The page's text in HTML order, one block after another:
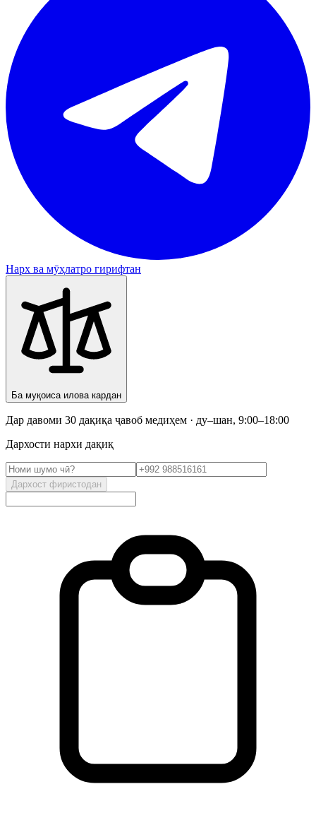
Нарх ва мӯҳлатро гирифтан
Ба муқоиса илова кардан
Дар давоми 30 дақиқа ҷавоб медиҳем · ду–шан, 9:00–18:00
Дархости нархи дақиқ
Дархост фиристодан